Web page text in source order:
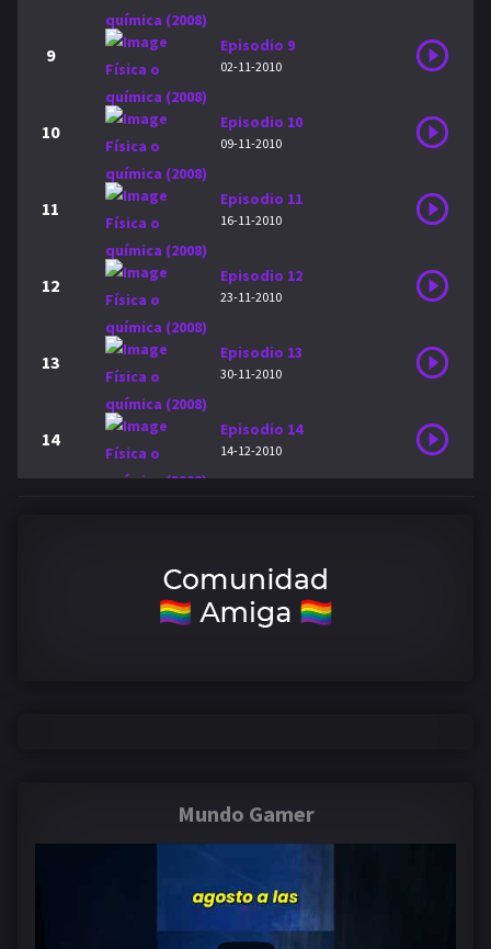
9 Episodio 9
02-11-2010
10 Episodio 10
09-11-2010
11 Episodio 11
16-11-2010
12 Episodio 12
23-11-2010
13 Episodio 13
30-11-2010
14 Episodio 14
14-12-2010
Mundo Gamer